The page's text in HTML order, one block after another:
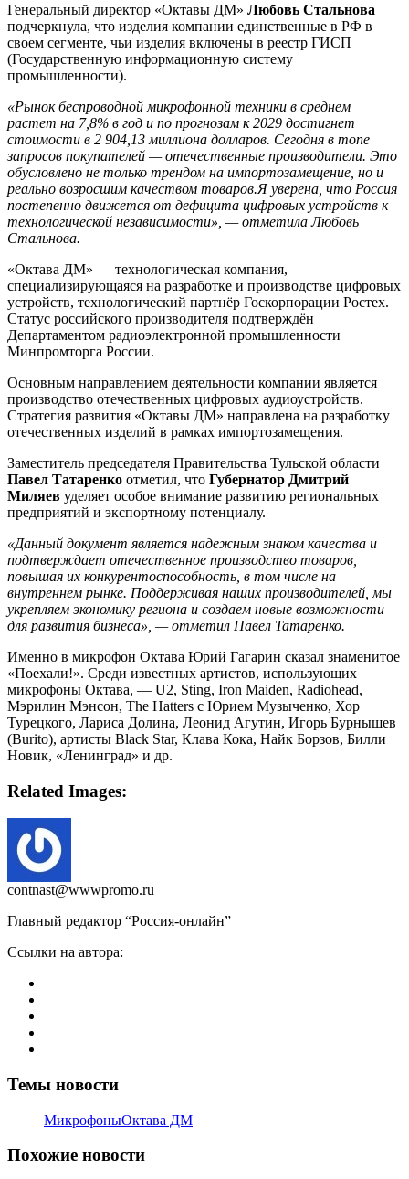
Генеральный директор «Октавы ДМ» Любовь Стальнова
подчеркнула, что изделия компании единственные в РФ в
своем сегменте, чьи изделия включены в реестр ГИСП
(Государственную информационную систему
промышленности).
«Рынок беспроводной микрофонной техники в среднем
растет на 7,8% в год и по прогнозам к 2029 достигнет
стоимости в 2 904,13 миллиона долларов. Сегодня в топе
запросов покупателей — отечественные производители. Это
обусловлено не только трендом на импортозамещение, но и
реально возросшим качеством товаров.Я уверена, что Россия
постепенно движется от дефицита цифровых устройств к
технологической независимости», — отметила Любовь
Стальнова.
«Октава ДМ» — технологическая компания,
специализирующаяся на разработке и производстве цифровых
устройств, технологический партнёр Госкорпорации Ростех.
Статус российского производителя подтверждён
Департаментом радиоэлектронной промышленности
Минпромторга России.
Основным направлением деятельности компании является
производство отечественных цифровых аудиоустройств.
Стратегия развития «Октавы ДМ» направлена на разработку
отечественных изделий в рамках импортозамещения.
Заместитель председателя Правительства Тульской области
Павел Татаренко отметил, что Губернатор Дмитрий
Миляев уделяет особое внимание развитию региональных
предприятий и экспортному потенциалу.
«Данный документ является надежным знаком качества и
подтверждает отечественное производство товаров,
повышая их конкурентоспособность, в том числе на
внутреннем рынке. Поддерживая наших производителей, мы
укрепляем экономику региона и создаем новые возможности
для развития бизнеса», — отметил Павел Татаренко.
Именно в микрофон Октава Юрий Гагарин сказал знаменитое
«Поехали!». Среди известных артистов, использующих
микрофоны Октава, — U2, Sting, Iron Maiden, Radiohead,
Мэрилин Мэнсон, The Hatters с Юрием Музыченко, Хор
Турецкого, Лариса Долина, Леонид Агутин, Игорь Бурнышев
(Burito), артисты Black Star, Клава Кока, Найк Борзов, Билли
Новик, «Ленинград» и др.
Related Images:
contnast@wwwpromo.ru
Главный редактор “Россия-онлайн”
Ссылки на автора:
Темы новости
МикрофоныОктава ДМ
Похожие новости